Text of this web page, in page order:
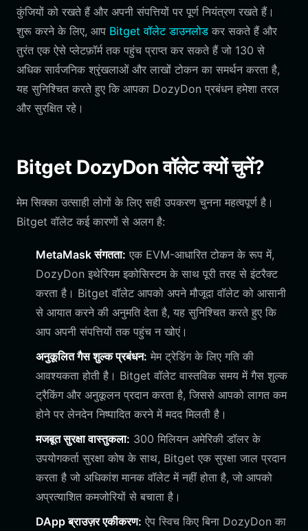
कुंजियों को रखते हैं और अपनी संपत्तियों पर पूर्ण नियंत्रण रखते हैं।
शुरू करने के लिए, आप Bitget वॉलेट डाउनलोड कर सकते हैं और
तुरंत एक ऐसे प्लेटफ़ॉर्म तक पहुंच प्राप्त कर सकते हैं जो 130 से
अधिक सार्वजनिक श्रृंखलाओं और लाखों टोकन का समर्थन करता है,
यह सुनिश्चित करते हुए कि आपका DozyDon प्रबंधन हमेशा तरल
और सुरक्षित रहे।
Bitget DozyDon वॉलेट क्यों चुनें?
मेम सिक्का उत्साही लोगों के लिए सही उपकरण चुनना महत्वपूर्ण है।
Bitget वॉलेट कई कारणों से अलग है:
MetaMask संगतता: एक EVM-आधारित टोकन के रूप में,
DozyDon इथेरियम इकोसिस्टम के साथ पूरी तरह से इंटरैक्ट
करता है। Bitget वॉलेट आपको अपने मौजूदा वॉलेट को आसानी
से आयात करने की अनुमति देता है, यह सुनिश्चित करते हुए कि
आप अपनी संपत्तियों तक पहुंच न खोएं।
अनुकूलित गैस शुल्क प्रबंधन: मेम ट्रेडिंग के लिए गति की
आवश्यकता होती है। Bitget वॉलेट वास्तविक समय में गैस शुल्क
ट्रैकिंग और अनुकूलन प्रदान करता है, जिससे आपको लागत कम
होने पर लेनदेन निष्पादित करने में मदद मिलती है।
मजबूत सुरक्षा वास्तुकला: 300 मिलियन अमेरिकी डॉलर के
उपयोगकर्ता सुरक्षा कोष के साथ, Bitget एक सुरक्षा जाल प्रदान
करता है जो अधिकांश मानक वॉलेट में नहीं होता है, जो आपको
अप्रत्याशित कमजोरियों से बचाता है।
DApp ब्राउज़र एकीकरण: ऐप स्विच किए बिना DozyDon का